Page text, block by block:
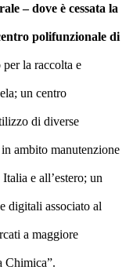
– dove è cessata la
polifunzionale di
la raccolta e
un centro
di diverse
ambito manutenzione
e all’estero; un
digitali associato al
a maggiore
Chimica”.